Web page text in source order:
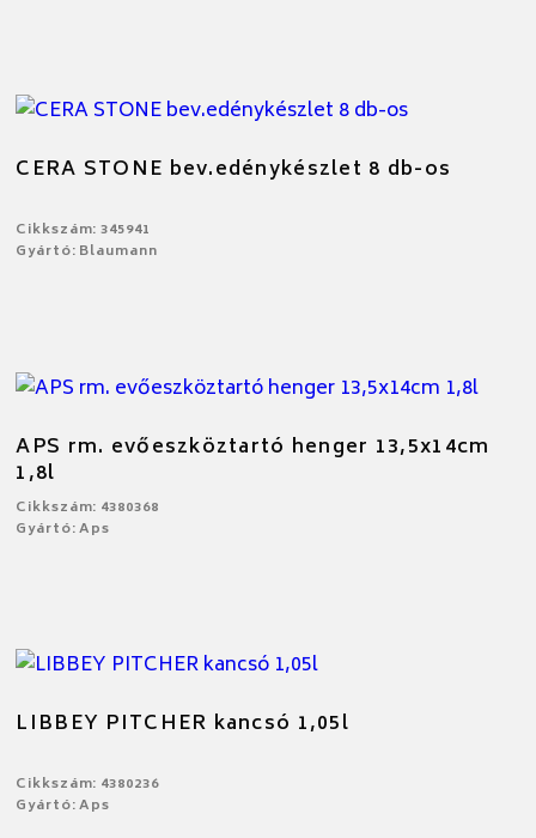
CERA STONE bev.edénykészlet 8 db-os
Cikkszám: 345941
Gyártó: Blaumann
APS rm. evőeszköztartó henger 13,5x14cm
1,8l
Cikkszám: 4380368
Gyártó: Aps
LIBBEY PITCHER kancsó 1,05l
Cikkszám: 4380236
Gyártó: Aps